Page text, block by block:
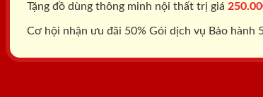
Tặng đồ dùng thông minh nội thất trị giá
Cơ hội nhận ưu đãi 50% Gói dịch vụ Bảo hành